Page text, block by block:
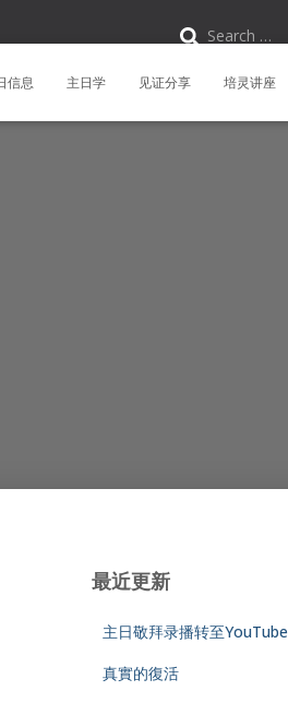
Search …
信息 主日学 见证分享 培灵讲座
最近更新
主日敬拜录播转至YouTube
真實的復活